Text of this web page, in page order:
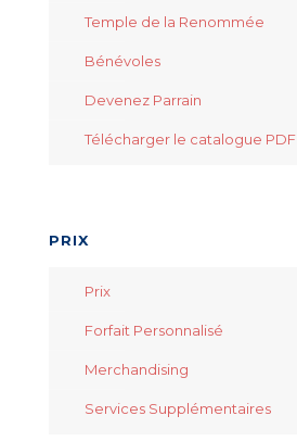
Temple de la Renommée
Bénévoles
Devenez Parrain
Télécharger le catalogue PDF
PRIX
Prix
Forfait Personnalisé
Merchandising
Services Supplémentaires